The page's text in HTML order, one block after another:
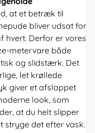
at et betræk til
bliver udsat for
hvert. Derfor er vores
metervare både
og slidstærk. Det
let krøllede
giver et afslappet
look, som
at du helt slipper
stryge det efter vask.